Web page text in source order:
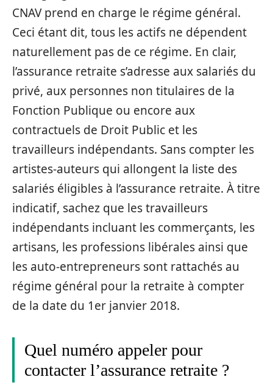
CNAV prend en charge le régime général.
Ceci étant dit, tous les actifs ne dépendent
naturellement pas de ce régime. En clair,
l’assurance retraite s’adresse aux salariés du
privé, aux personnes non titulaires de la
Fonction Publique ou encore aux
contractuels de Droit Public et les
travailleurs indépendants. Sans compter les
artistes-auteurs qui allongent la liste des
salariés éligibles à l’assurance retraite. À titre
indicatif, sachez que les travailleurs
indépendants incluant les commerçants, les
artisans, les professions libérales ainsi que
les auto-entrepreneurs sont rattachés au
régime général pour la retraite à compter
de la date du 1er janvier 2018.
Quel numéro appeler pour
contacter l’assurance retraite ?